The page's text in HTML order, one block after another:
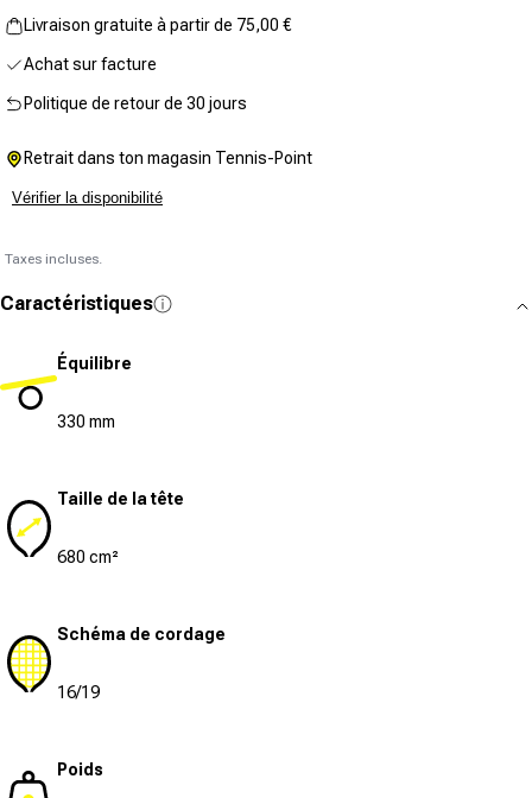
Livraison gratuite à partir de 75,00 €
Achat sur facture
Politique de retour de 30 jours
Retrait dans ton magasin Tennis-Point
Vérifier la disponibilité
Taxes incluses.
Caractéristiques
Équilibre
330 mm
Taille de la tête
680 cm²
Schéma de cordage
16/19
Poids